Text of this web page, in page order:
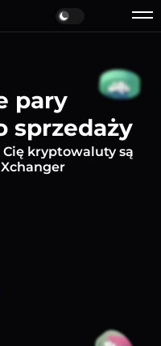
pary
sprzedaży
kryptowaluty są